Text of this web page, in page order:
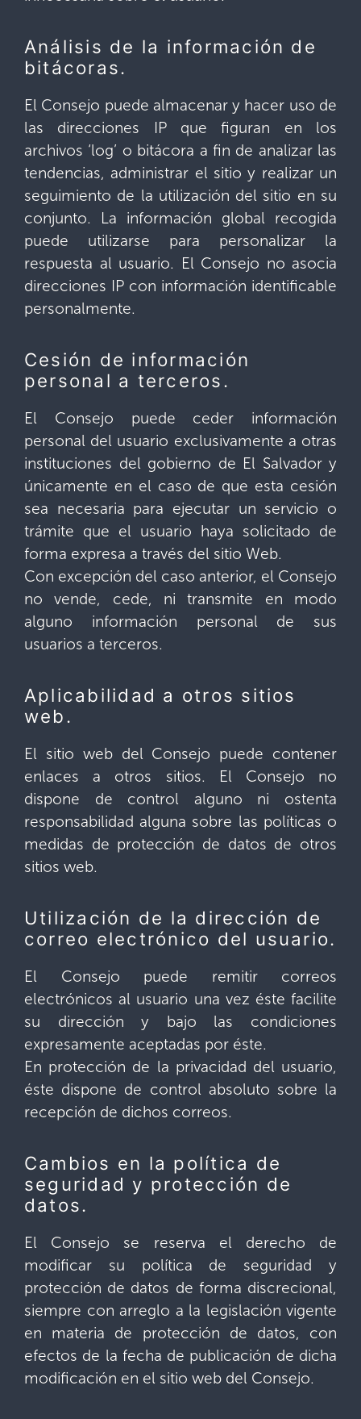
Análisis de la información de
bitácoras.
El Consejo puede almacenar y hacer uso de
las direcciones IP que figuran en los
archivos ‘log’ o bitácora a fin de analizar las
tendencias, administrar el sitio y realizar un
seguimiento de la utilización del sitio en su
conjunto. La información global recogida
puede utilizarse para personalizar la
respuesta al usuario. El Consejo no asocia
direcciones IP con información identificable
personalmente.
Cesión de información
personal a terceros.
El Consejo puede ceder información
personal del usuario exclusivamente a otras
instituciones del gobierno de El Salvador y
únicamente en el caso de que esta cesión
sea necesaria para ejecutar un servicio o
trámite que el usuario haya solicitado de
forma expresa a través del sitio Web.
Con excepción del caso anterior, el Consejo
no vende, cede, ni transmite en modo
alguno información personal de sus
usuarios a terceros.
Aplicabilidad a otros sitios
web.
El sitio web del Consejo puede contener
enlaces a otros sitios. El Consejo no
dispone de control alguno ni ostenta
responsabilidad alguna sobre las políticas o
medidas de protección de datos de otros
sitios web.
Utilización de la dirección de
correo electrónico del usuario.
El Consejo puede remitir correos
electrónicos al usuario una vez éste facilite
su dirección y bajo las condiciones
expresamente aceptadas por éste.
En protección de la privacidad del usuario,
éste dispone de control absoluto sobre la
recepción de dichos correos.
Cambios en la política de
seguridad y protección de
datos.
El Consejo se reserva el derecho de
modificar su política de seguridad y
protección de datos de forma discrecional,
siempre con arreglo a la legislación vigente
en materia de protección de datos, con
efectos de la fecha de publicación de dicha
modificación en el sitio web del Consejo.